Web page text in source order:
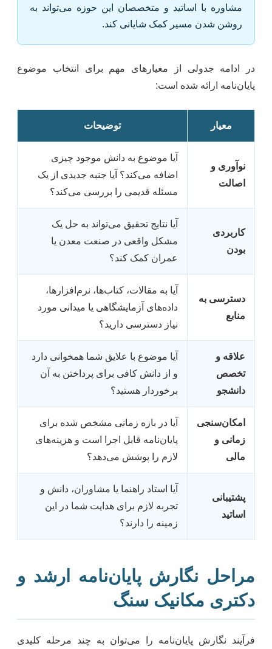
مشاوره با اساتید و متخصصان این حوزه می‌تواند به
روشن شدن مسیر کمک شایانی کند.
در ادامه جدولی از معیارهای مهم برای انتخاب موضوع
پایان‌نامه ارائه شده است:
معیار توضیحات
نوآوری و
اصالت
آیا موضوع به دانش موجود چیزی
اضافه می‌کند؟ آیا جنبه جدیدی از یک
مسئله قدیمی را بررسی می‌کند؟
کاربردی
بودن
آیا نتایج تحقیق می‌تواند به حل یک
مشکل واقعی در صنعت معدن یا
عمران کمک کند؟
دسترسی به
منابع
آیا به مقالات، کتاب‌ها، نرم‌افزارها،
داده‌های آزمایشگاهی یا میدانی مورد
نیاز دسترسی دارید؟
علاقه و
تخصص
دانشجو
آیا موضوع با علایق شما همخوانی دارد
و از دانش کافی برای پرداختن به آن
برخوردار هستید؟
امکان‌سنجی
زمانی و
مالی
آیا در بازه زمانی مشخص شده برای
پایان‌نامه قابل اجرا است و هزینه‌های
لازم را پوشش می‌دهد؟
پشتیبانی
اساتید
آیا استاد راهنما یا مشاوران، دانش و
تجربه لازم برای هدایت شما در این
زمینه را دارند؟
مراحل نگارش پایان‌نامه ارشد و
دکتری مکانیک سنگ
فرآیند نگارش پایان‌نامه را می‌توان به چند مرحله کلیدی